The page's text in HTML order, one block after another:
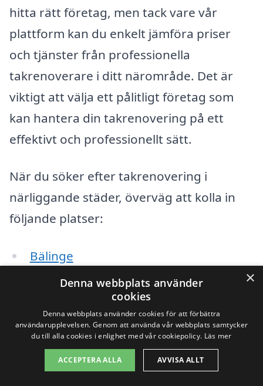
hitta rätt företag, men tack vare vår
plattform kan du enkelt jämföra priser
och tjänster från professionella
takrenoverare i ditt närområde. Det är
viktigt att välja ett pålitligt företag som
kan hantera din takrenovering på ett
effektivt och professionellt sätt.
När du söker efter takrenovering i
närliggande städer, överväg att kolla in
följande platser:
Bälinge
Örsundsbro
Habo
Knivsta
Gamla Uppsala
×
Denna webbplats använder
cookies
Denna webbplats använder cookies för att förbättra
användarupplevelsen. Genom att använda vår webbplats samtycker
du till alla cookies i enlighet med vår cookiepolicy. Läs mer
ACCEPTERA ALLA AVVISA ALLT